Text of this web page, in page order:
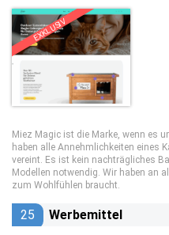
EXKLUSIV
Miez Magic ist die Marke, wenn es
haben alle Annehmlichkeiten eines
vereint. Es ist kein nachträgliches
Modellen notwendig. Wir haben an
zum Wohlfühlen braucht.
25 Werbemittel